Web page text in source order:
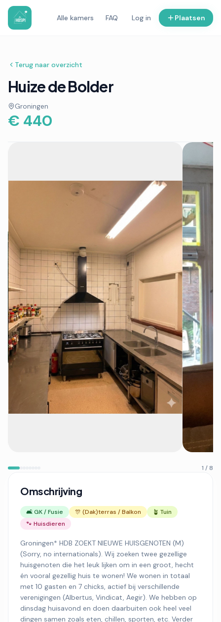
Alle kamers FAQ Log in Plaatsen
Terug naar overzicht
Huize de Bolder
Groningen
€ 440
1 / 8
Omschrijving
🛋️ GK / Fusie 🎊 (Dak)terras / Balkon
🪴 Tuin
🐾 Huisdieren
Groningen* HDB ZOEKT NIEUWE HUISGENOTEN (M)
(Sorry, no internationals). Wij zoeken twee gezellige
huisgenoten die het leuk lijken om in een groot, hecht
én vooral gezellig huis te wonen! We wonen in totaal
met 10 gasten en 7 chicks, actief bij verschillende
verenigingen (Albertus, Vindicat, Aegir). We hebben op
dinsdag huisavond en doen daarbuiten ook heel veel
dingen samen zoals eten, chillen, sporten, etc. Verder